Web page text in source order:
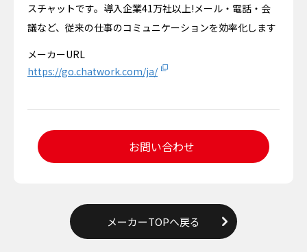
スチャットです。導入企業41万社以上!メール・電話・会
議など、従来の仕事のコミュニケーションを効率化します
メーカーURL
https://go.chatwork.com/ja/
お問い合わせ
メーカーTOPへ戻る